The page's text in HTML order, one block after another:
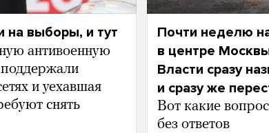
на выборы, и тут
антивоенную
и уехавшая
снять
Почти неделю
в центре
Власти сразу
и сразу же
Вот какие
без ответов